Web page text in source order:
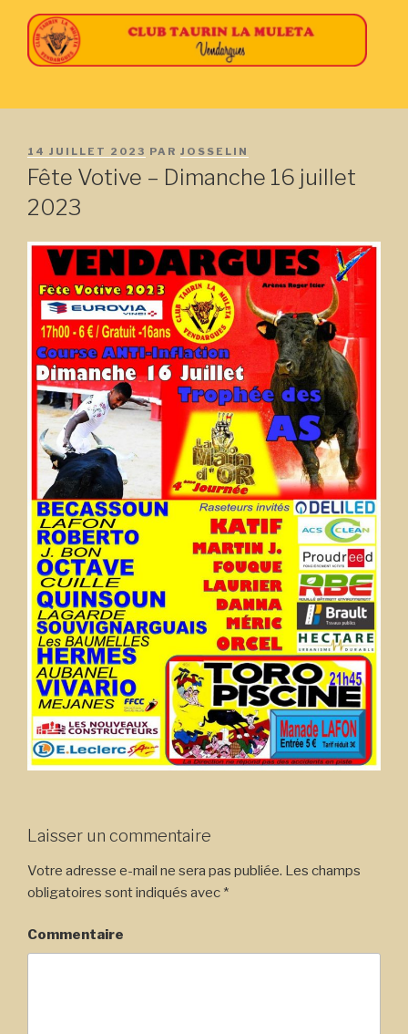
contenu
PUBLIÉ
LE
14 JUILLET 2023 PAR JOSSELIN
Fête Votive – Dimanche 16 juillet
2023
Laisser un commentaire
Votre adresse e-mail ne sera pas publiée. Les champs
obligatoires sont indiqués avec *
Commentaire